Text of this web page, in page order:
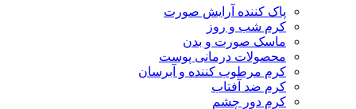
پاک کننده آرایش صورت
کرم شب و روز
ماسک صورت و بدن
محصولات درمانی پوست
کرم مرطوب کننده و آبرسان
کرم ضد آفتاب
کرم دور چشم